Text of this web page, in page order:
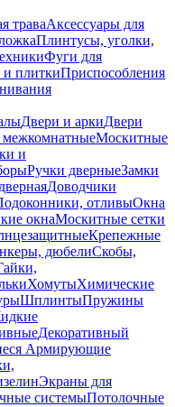
траваАксессуары для
Плинтусы, уголки,
Фуги для
плиткиПриспособления
Двери и аркиДвери
Москитные
и
Ручки дверныеЗамки
Доводчики
отливыОкна
окнаМоскитные сетки
Крепежные
дюбелиСкобы,
ХомутыХимические
ШплинтыПружины
Декоративный
Армирующие
Экраны для
системыПотолочные